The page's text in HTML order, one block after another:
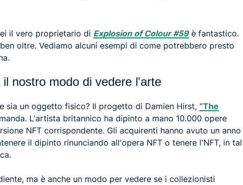
il vero proprietario di Explosion of Colour #59è fantastico.
oltre. Vediamo alcuni esempi di come potrebbero presto
nostro modo di vedere l'arte
sia un oggetto fisico? Il progetto di Damien Hirst, “The
L'artista britannico ha dipinto a mano 10.000 opere
NFT corrispondente. Gli acquirenti hanno avuto un anno
il dipinto rinunciando all'opera NFT o tenere l'NFT, in tal
ma è anche un modo per vedere se i collezionisti